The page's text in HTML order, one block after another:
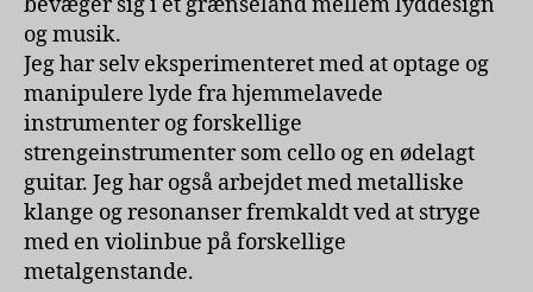
og musik.
Jeg har selv eksperimenteret med at optage og
manipulere lyde fra hjemmelavede
instrumenter og forskellige
strengeinstrumenter som cello og en ødelagt
guitar. Jeg har også arbejdet med metalliske
klange og resonanser fremkaldt ved at stryge
med en violinbue på forskellige
metalgenstande.